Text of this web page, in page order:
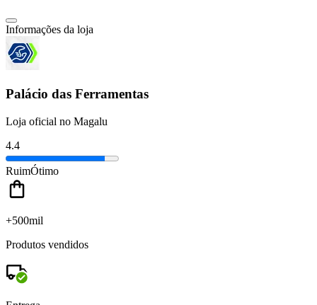
Informações da loja
Palácio das Ferramentas
Loja oficial no Magalu
4.4
RuimÓtimo
+500mil
Produtos vendidos